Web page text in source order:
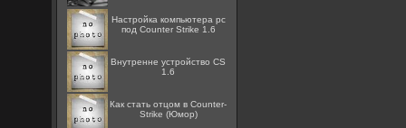
Настройка компьютера pc
под Counter Strike 1.6
Внутренне устройство CS
1.6
Как стать отцом в Counter-
Strike (Юмор)